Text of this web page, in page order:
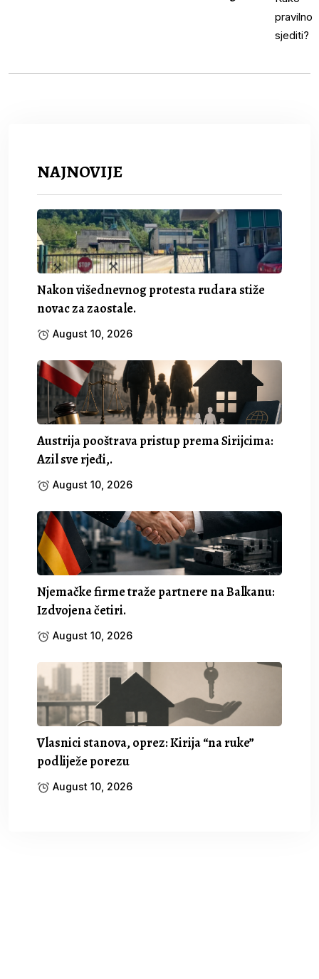
NAJNOVIJE
Nakon višednevnog protesta rudara stiže
novac za zaostale.
August 10, 2026
Austrija pooštrava pristup prema Sirijcima:
Azil sve rjeđi,.
August 10, 2026
Njemačke firme traže partnere na Balkanu:
Izdvojena četiri.
August 10, 2026
Vlasnici stanova, oprez: Kirija “na ruke”
podliježe porezu
August 10, 2026